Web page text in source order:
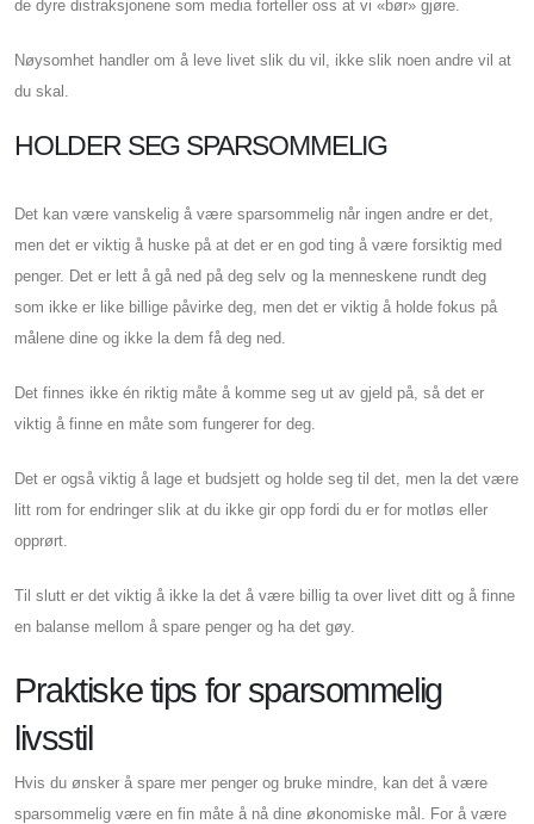
de dyre distraksjonene som media forteller oss at vi «bør» gjøre.
Nøysomhet handler om å leve livet slik du vil, ikke slik noen andre vil at
du skal.
HOLDER SEG SPARSOMMELIG
Det kan være vanskelig å være sparsommelig når ingen andre er det,
men det er viktig å huske på at det er en god ting å være forsiktig med
penger. Det er lett å gå ned på deg selv og la menneskene rundt deg
som ikke er like billige påvirke deg, men det er viktig å holde fokus på
målene dine og ikke la dem få deg ned.
Det finnes ikke én riktig måte å komme seg ut av gjeld på, så det er
viktig å finne en måte som fungerer for deg.
Det er også viktig å lage et budsjett og holde seg til det, men la det være
litt rom for endringer slik at du ikke gir opp fordi du er for motløs eller
opprørt.
Til slutt er det viktig å ikke la det å være billig ta over livet ditt og å finne
en balanse mellom å spare penger og ha det gøy.
Praktiske tips for sparsommelig
livsstil
Hvis du ønsker å spare mer penger og bruke mindre, kan det å være
sparsommelig være en fin måte å nå dine økonomiske mål. For å være